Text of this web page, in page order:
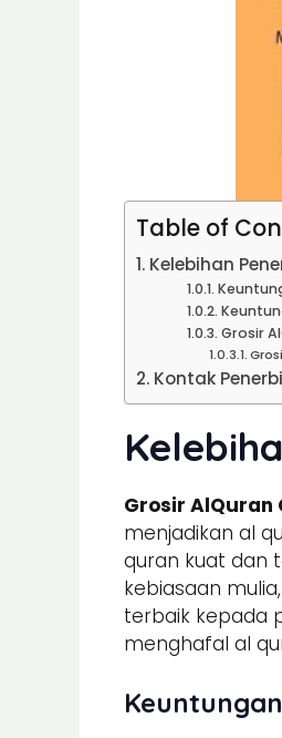
Table of
Kelebihan
Grosir
Kontak
Grosir AlQuran
menjadikan al
quran kuat dan
kebiasaan
terbaik kepada
menghafal al